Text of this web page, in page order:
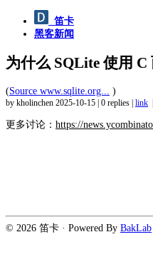
笛卡
黑客新闻
为什么 SQLite 使用 C
(Source www.sqlite.org... )
by kholinchen 2025-10-15 0 replies link
更多讨论： https://
© 2026 笛卡 · Powered By BakLab